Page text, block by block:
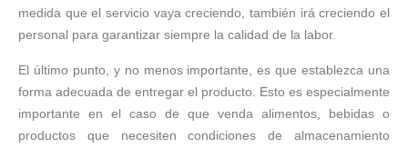
medida que el servicio vaya creciendo, también irá creciendo el
personal para garantizar siempre la calidad de la labor.
El último punto, y no menos importante, es que establezca una
forma adecuada de entregar el producto. Esto es especialmente
importante en el caso de que venda alimentos, bebidas o
productos que necesiten condiciones de almacenamiento